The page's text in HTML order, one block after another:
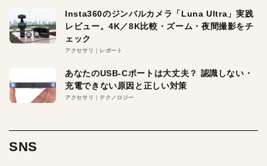
Insta360のジンバルカメラ「Luna Ultra」実践
レビュー。4K／8K比較・ズーム・夜間撮影をチ
ェック
アクセサリ レポート
あなたのUSB-Cポートは大丈夫？ 認識しない・
充電できない原因と正しい対策
アクセサリ テクノロジー
SNS